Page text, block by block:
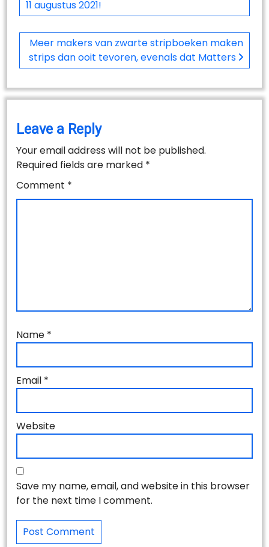
11 augustus 2021!
Meer makers van zwarte stripboeken maken
strips dan ooit tevoren, evenals dat Matters
Leave a Reply
Your email address will not be published.
Required fields are marked *
Comment *
Name *
Email *
Website
Save my name, email, and website in this browser
for the next time I comment.